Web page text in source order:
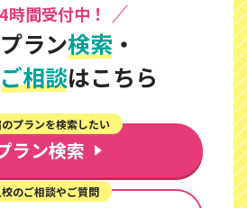
時間受付中！
ラン検索 ・
ご相談はこちら
ラン検索
プランを検索したい
校のご相談やご質問